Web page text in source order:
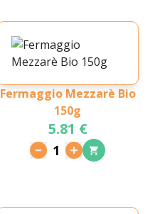
Fermaggio Mezzarè Bio
150g
5.81 €
1